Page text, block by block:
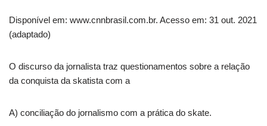
Disponível em: www.cnnbrasil.com.br. Acesso em: 31 out. 2021
(adaptado)
O discurso da jornalista traz questionamentos sobre a relação
da conquista da skatista com a
A) conciliação do jornalismo com a prática do skate.